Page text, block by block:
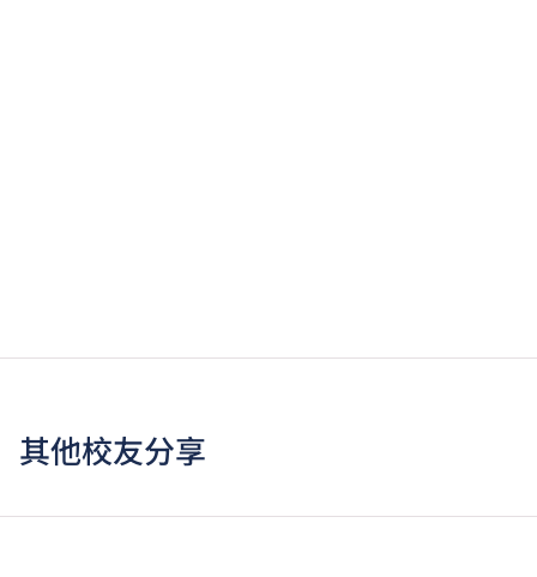
其他校友分享